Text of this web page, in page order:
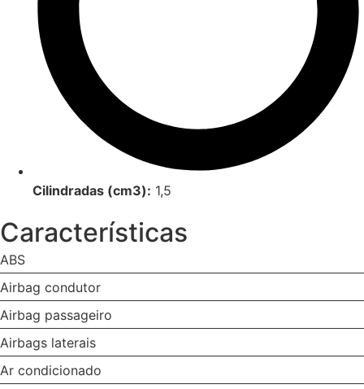
Cilindradas (cm3): 1,5
Características
ABS
Airbag condutor
Airbag passageiro
Airbags laterais
Ar condicionado